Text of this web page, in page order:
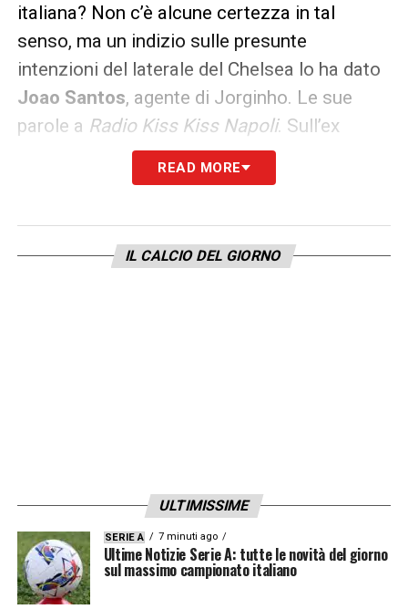
italiana? Non c’è alcune certezza in tal
senso, ma un indizio sulle presunte
intenzioni del laterale del Chelsea lo ha dato
Joao Santos, agente di Jorginho. Le sue
parole a Radio Kiss Kiss Napoli. Sull’ex
giocatore della Roma, ci sarebbe
«So che Emerson Palmieri ha chiesto a
Jorginho informazioni sulla città di Napoli e
READ MORE
IL CALCIO DEL GIORNO
ULTIMISSIME
SERIE A 7 minuti ago
Ultime Notizie Serie A: tutte le novità del giorno
sul massimo campionato italiano